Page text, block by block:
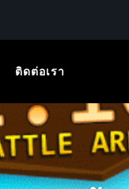
ติดต่อเรา